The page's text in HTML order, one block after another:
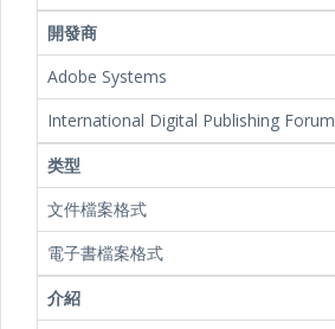
開發商
Adobe Systems
International Digital Publishing Forum
类型
文件檔案格式
電子書檔案格式
介紹